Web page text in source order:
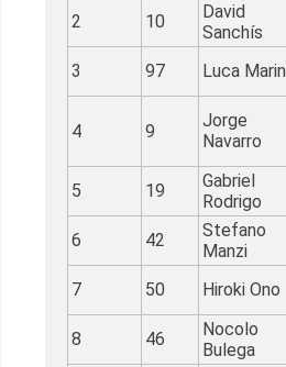
2 10
David
Sanchís
3
97 Luca
4 9
Jorge
Navarro
5 19
Gabriel
Rodrigo
6 42
Stefano
Manzi
7 50 Hiroki Ono
8 46
Nocolo
Bulega